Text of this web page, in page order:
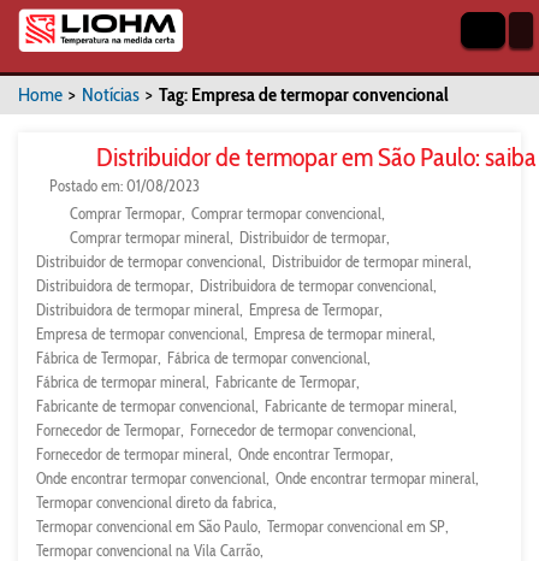
Home > Notícias > Tag: Empresa de termopar convencional
Distribuidor de termopar em São Paulo:
Postado em: 01/08/2023
Comprar Termopar Comprar termopar convencional
Comprar termopar mineral
Distribuidor de termopar
Distribuidor de termopar convencional
Distribuidor de termopar mineral
Distribuidora de termopar Distribuidora de termopar convencional
Distribuidora de termopar mineral
Empresa de Termopar
Empresa de termopar convencional
Empresa de termopar mineral
Fábrica de Termopar Fábrica de termopar convencional
Fábrica de termopar mineral
Fabricante de Termopar
Fabricante de termopar convencional
Fabricante de termopar mineral
Fornecedor de Termopar Fornecedor de termopar convencional
Fornecedor de termopar mineral Onde encontrar Termopar
Onde encontrar termopar convencional Onde encontrar termopar mineral
Termopar convencional direto da fabrica
Termopar convencional em São Paulo Termopar convencional em SP
Termopar convencional na Vila Carrão